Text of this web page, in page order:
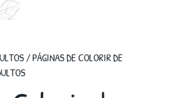
/PÁGINAS DE COLORIR DE